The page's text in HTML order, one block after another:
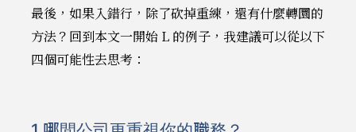
最後，如果入錯行，除了砍掉重練，還有什麼轉圜的
方法？回到本文一開始 L 的例子，我建議可以從以下
四個可能性去思考：